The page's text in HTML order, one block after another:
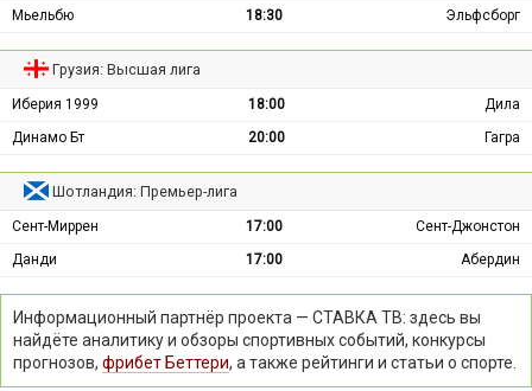
Мьельбю
18:30 Эльфсборг
Грузия: Высшая лига
Иберия 1999 18:00
Дила
Динамо Бт
20:00 Гагра
Шотландия: Премьер-лига
Сент-Миррен 17:00
Сент-Джонстон
Данди
17:00 Абердин
Информационный партнёр проекта — СТАВКА ТВ: здесь вы
найдёте аналитику и обзоры спортивных событий, конкурсы
прогнозов, фрибет Беттери, а также рейтинги и статьи о спорте.